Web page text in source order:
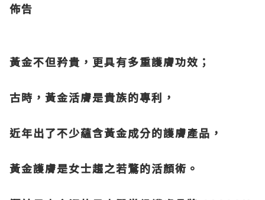
佈告
黃金不但矜貴，更具有多重護膚功效；
古時，黃金活膚是貴族的專利，
近年出了不少蘊含黃金成分的護膚產品，
黃金護膚是女士趨之若鶩的活顏術。